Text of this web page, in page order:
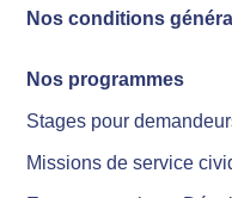
Nos conditions
Nos programmes
Stages pour
Missions de service